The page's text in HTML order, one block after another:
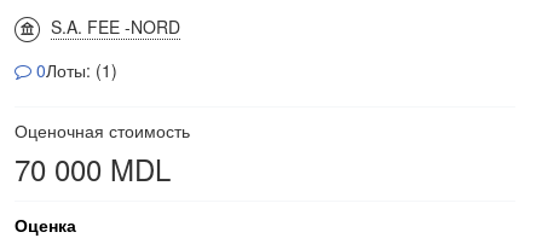
S.A. FEE -NORD
0Лоты: (1)
Оценочная стоимость
70 000 MDL
Оценка